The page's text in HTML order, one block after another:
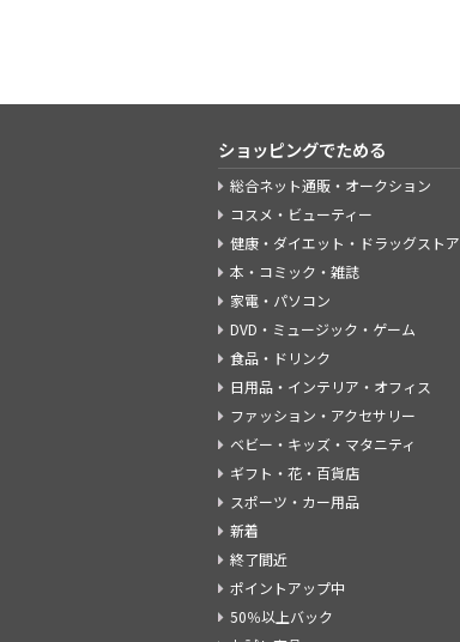
ショッピングでためる
総合ネット通販・オークション
コスメ・ビューティー
健康・ダイエット・ドラッグストア
本・コミック・雑誌
家電・パソコン
DVD・ミュージック・ゲーム
食品・ドリンク
日用品・インテリア・オフィス
ファッション・アクセサリー
ベビー・キッズ・マタニティ
ギフト・花・百貨店
スポーツ・カー用品
新着
終了間近
ポイントアップ中
50％以上バック